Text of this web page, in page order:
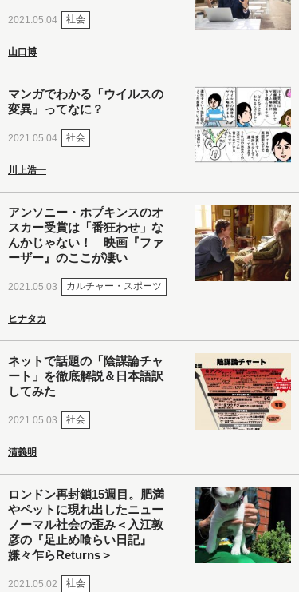
2021.05.04 社会
山口博
マンガでわかる「ウイルスの
変異」ってなに？
2021.05.04 社会
川上浩一
アンソニー・ホプキンスのオ
スカー受賞は「番狂わせ」な
んかじゃない！ 映画『ファ
ーザー』のここが凄い
2021.05.03 カルチャー・スポーツ
ヒナタカ
ネットで話題の「陰謀論チャ
ート」を徹底解説＆日本語訳
してみた
2021.05.03 社会
清義明
ロンドン再封鎖15週目。肥満
やペットに現れ出したニュー
ノーマル社会の歪み＜入江敦
彦の『足止め喰らい日記』
嫌々乍らReturns＞
2021.05.02 社会